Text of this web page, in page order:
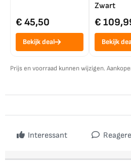
€ 45,50
Bekijk deal
Zwart
€
Bekijk
Prijs en voorraad kunnen wijzigen.
Interessant